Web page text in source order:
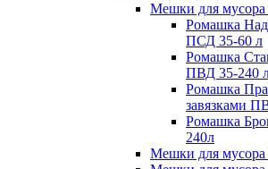
Мешки для мусора
Ромашка
ПСД 35-60 л
Ромашка
ПВД 35-240
Ромашка
завязками
Ромашка
240л
Мешки для